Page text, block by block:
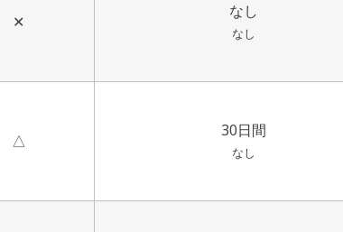
✕
なし
なし
△
30日間
なし